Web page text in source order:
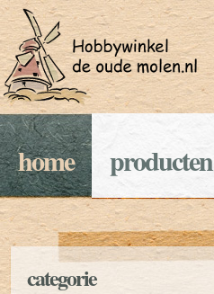
home producten
categorie